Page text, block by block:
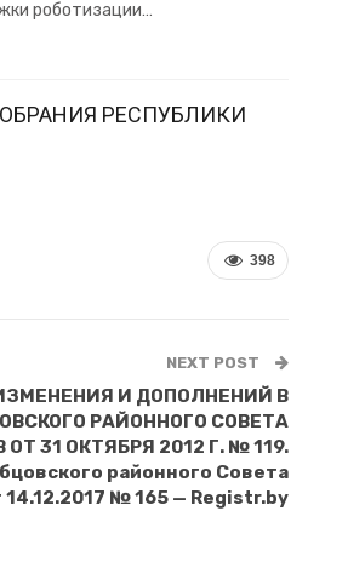
роботизации…
РЕСПУБЛИКИ
398
NEXT POST
И ДОПОЛНЕНИЙ В
РАЙОННОГО СОВЕТА
31 ОКТЯБРЯ 2012 Г. № 119.
районного Совета
14.12.2017 № 165 — Registr.by